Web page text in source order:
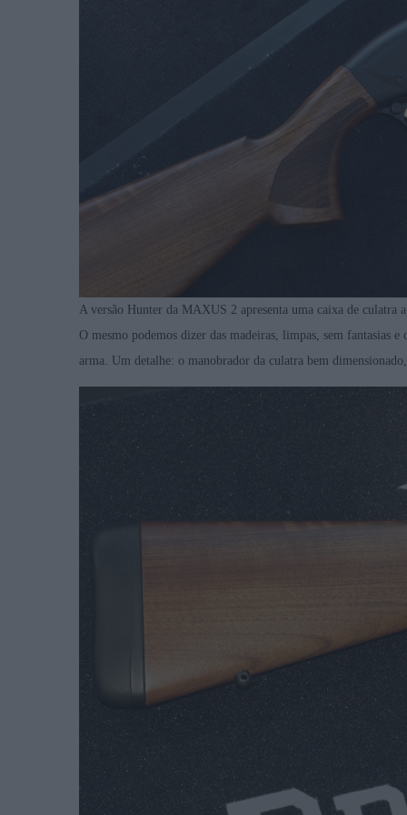
A versão Hunter da MAXUS 2 apresenta uma caixa de culatra
O mesmo podemos dizer das madeiras, limpas, sem fantasias
arma. Um detalhe: o manobrador da culatra bem